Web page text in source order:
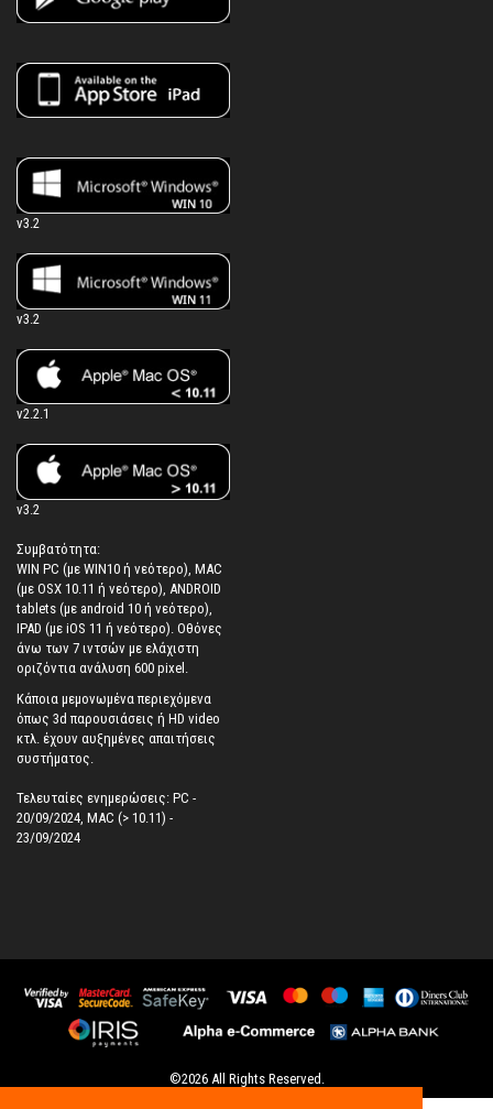
v3.2
v3.2
v2.2.1
v3.2
Συμβατότητα:
WIN PC (με WIN10 ή νεότερο), MAC
(με OSX 10.11 ή νεότερο), ANDROID
tablets (με android 10 ή νεότερο),
IPAD (με iOS 11 ή νεότερο). Oθόνες
άνω των 7 ιντσών με ελάχιστη
οριζόντια ανάλυση 600 pixel.
Κάποια μεμονωμένα περιεχόμενα
όπως 3d παρουσιάσεις ή HD video
κτλ. έχουν αυξημένες απαιτήσεις
συστήματος.
Τελευταίες ενημερώσεις: PC -
20/09/2024, MAC (> 10.11) -
23/09/2024
©2026All Rights Reserved.